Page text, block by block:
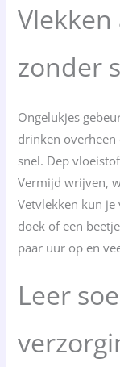
zonder
Ongelukjes
drinken overheen
snel. Dep
Vermijd wrijven,
Vetvlekken kun
doek of een
paar uur op en
Leer